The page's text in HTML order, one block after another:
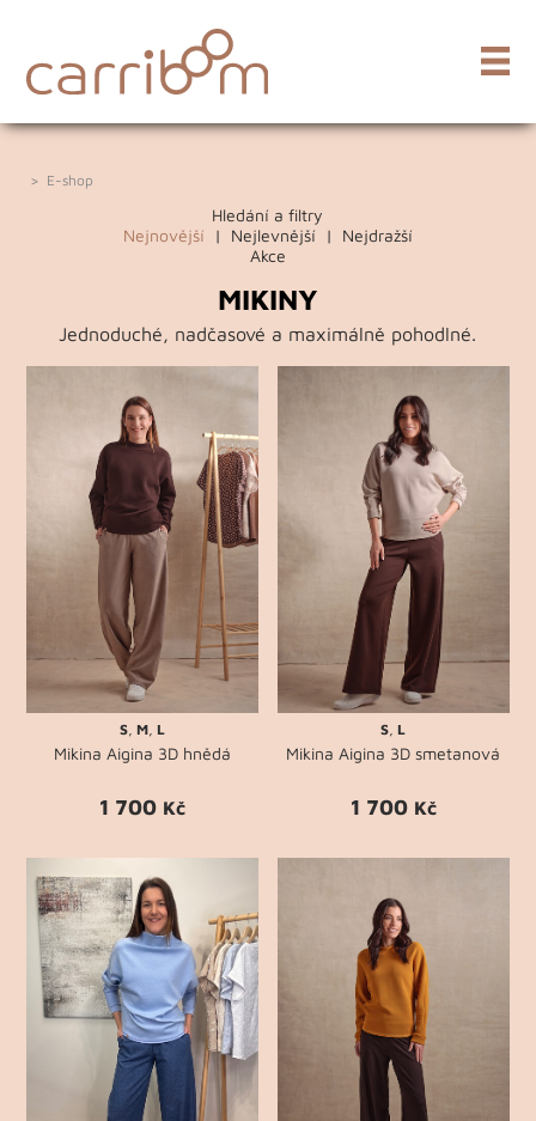
> E-shop
Hledání a filtry
Nejnovější | Nejlevnější | Nejdražší
Akce
MIKINY
Jednoduché, nadčasové a maximálně pohodlné.
S ,M ,L
Mikina Aigina 3D hnědá
1 700 Kč
S ,L
Mikina Aigina 3D smetanová
1 700 Kč